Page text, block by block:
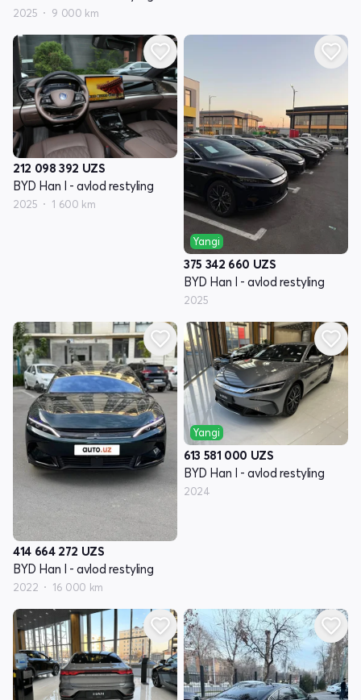
2025 9 000 km
212 098 392 UZS
BYD Han I - avlod restyling
2025 1 600 km
Yangi
375 342 660 UZS
BYD Han I - avlod restyling
2025
414 664 272 UZS
BYD Han I - avlod restyling
2022 16 000 km
Yangi
613 581 000 UZS
BYD Han I - avlod restyling
2024